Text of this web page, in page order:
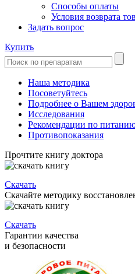
Способы оплаты
Условия возврата
Задать вопрос
Купить
Наша методика
Посоветуйтесь
Подробнее о Вашем
Исследования
Рекомендации по
Противопоказания
Прочтите книгу доктора
Скачать
Скачайте методику
Скачать
Гарантии качества
и безопасности